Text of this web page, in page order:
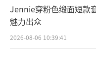
Jennie穿粉色缎面短款
魅力出众
2026-08-06 10:39:41